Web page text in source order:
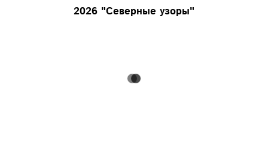
2026 "Северные узоры"